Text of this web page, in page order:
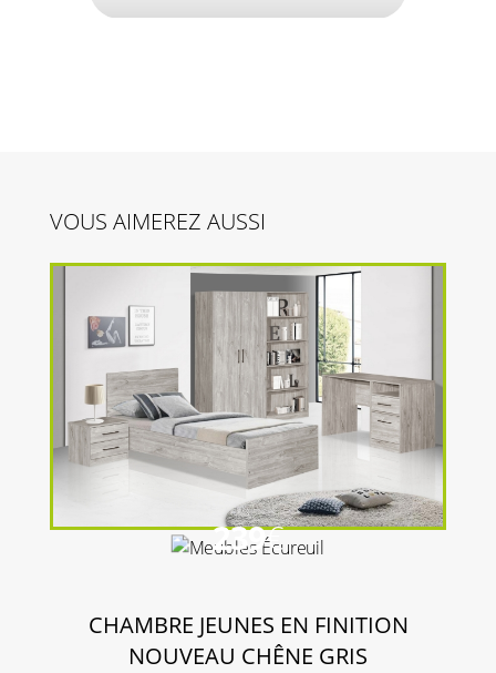
VOUS AIMEREZ AUSSI
239€
CHAMBRE JEUNES EN FINITION
NOUVEAU CHÊNE GRIS